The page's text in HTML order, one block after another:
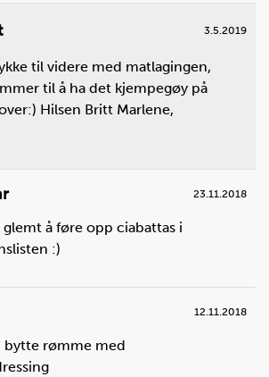
godt!
3.5.2019
til videre med matlagingen,
til å ha det kjempegøy på
Hilsen Britt Marlene,
23.11.2018
glemt å føre opp ciabattas i
:)
12.11.2018
bytte rømme med